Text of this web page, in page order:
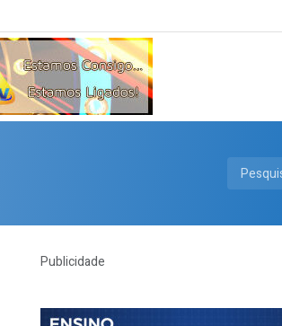
Publicidade